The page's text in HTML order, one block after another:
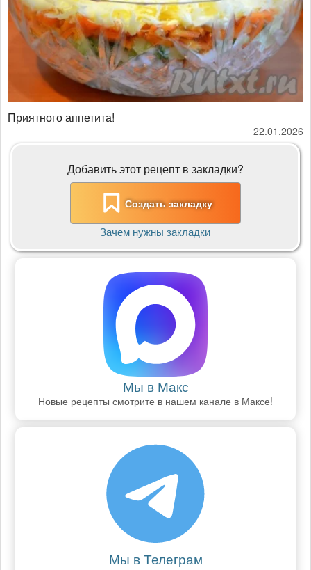
Приятного аппетита!
22.01.2026
Добавить этот рецепт в закладки?
Создать закладку
Зачем нужны закладки
Мы в Макс
Новые рецепты смотрите в нашем канале в Максе!
Мы в Телеграм